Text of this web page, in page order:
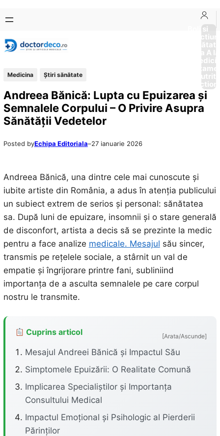
conținut
content
Boli si
Afectiuni
Sănătate
de la A
Medicina Ştiri sănătate
Andreea Bănică: Lupta cu Epuizarea și
Semnalele Corpului – O Privire Asupra
Sănătății Vedetelor
Posted byEchipa Editoriala–27 ianuarie 2026
Andreea Bănică, una dintre cele mai cunoscute și
iubite artiste din România, a adus în atenția publicului
un subiect extrem de serios și personal: sănătatea
sa. După luni de epuizare, insomnii și o stare generală
de disconfort, artista a decis să se prezinte la medic
pentru a face analize medicale. Mesajul său sincer,
transmis pe rețelele sociale, a stârnit un val de
empatie și îngrijorare printre fani, subliniind
importanța de a asculta semnalele pe care corpul
nostru le transmite.
Cuprins articol [Arata/Ascunde]
Mesajul Andreei Bănică și Impactul Său
Simptomele Epuizării: O Realitate Comună
Implicarea Specialiștilor și Importanța
Consultului Medical
Impactul Emoțional și Psihologic al Pierderii
Părinților